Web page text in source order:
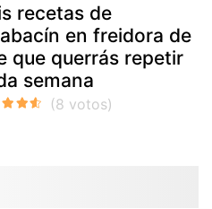
recetas de
en freidora de
que querrás repetir
semana